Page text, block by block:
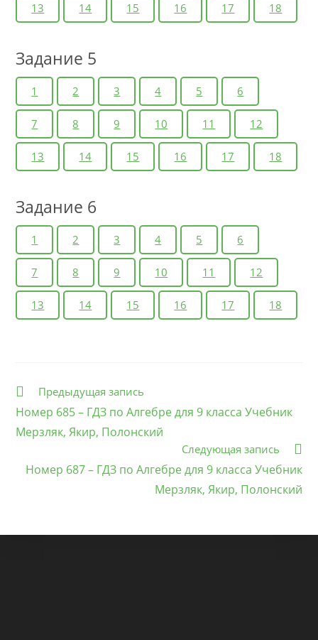
13 14 15 16 17 18
Задание 5
1 2 3 4 5 6
7 8 9 10 11 12
13 14 15 16 17 18
Задание 6
1 2 3 4 5 6
7 8 9 10 11 12
13 14 15 16 17 18
Еще
Предыдущая запись
Номер 685 – ГДЗ по Алгебре для 9 класса Учебник
Мерзляк, Якир, Полонский
Следующая запись
Номер 687 – ГДЗ по Алгебре для 9 класса Учебник
Мерзляк, Якир, Полонский